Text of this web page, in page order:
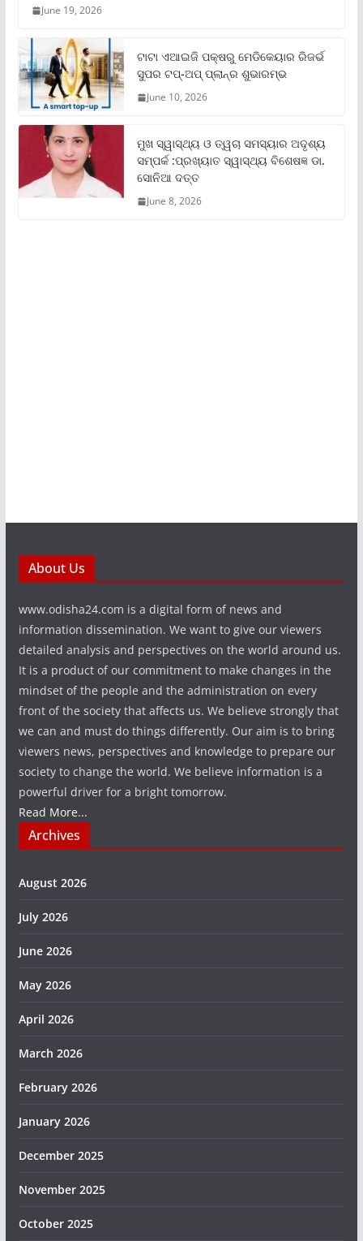
June 19, 2026
ଟାଟା ଏଆଇଜି ପକ୍ଷରୁ ମେଡିକେୟାର ରିଜର୍ଭ
ସୁପର ଟପ୍‌-ଅପ୍ ପ୍ଲାନ୍‌ର ଶୁଭାରମ୍ଭ
June 10, 2026
ମୁଖ ସ୍ୱାସ୍ଥ୍ୟ ଓ ତ୍ୱଚା ସମସ୍ୟାର ଅଦୃଶ୍ୟ
ସମ୍ପର୍କ :ପ୍ରଖ୍ୟାତ ସ୍ୱାସ୍ଥ୍ୟ ବିଶେଷଜ୍ଞ ଡା.
ସୋନିଆ ଦତ୍ତ
June 8, 2026
About Us
www.odisha24.com is a digital form of news and
information dissemination. We want to give our viewers
detailed analysis and perspectives on the world around us.
It is a product of our commitment to make changes in the
mindset of the people and the administration on every
front of the society that affects us. We believe strongly that
we can and must do things differently. Our aim is to bring
viewers news, perspectives and knowledge to prepare our
society to change the world. We believe information is a
powerful driver for a bright tomorrow.
Read More...
Archives
August 2026
July 2026
June 2026
May 2026
April 2026
March 2026
February 2026
January 2026
December 2025
November 2025
October 2025